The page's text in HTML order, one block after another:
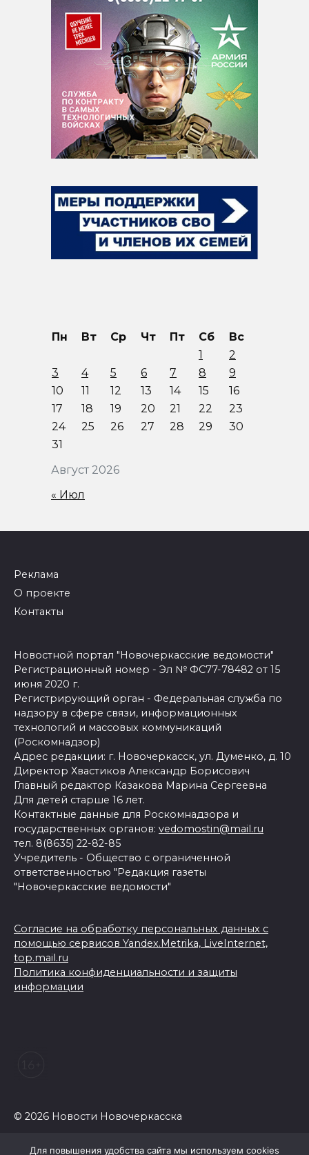
Август 2026
Пн Вт Ср Чт Пт Сб
Вс
1
2
3
4 5 6 7 8
9
10
11 12 13 14 15
16
17
18 19 20 21 22
23
24
25 26 27 28 29
30
31
« Июл
Реклама
О проекте
Контакты
Новостной портал "Новочеркасские ведомости"
Регистрационный номер - Эл № ФС77-78482 от 15
июня 2020 г.
Регистрирующий орган - Федеральная служба по
надзору в сфере связи, информационных
технологий и массовых коммуникаций
(Роскомнадзор)
Адрес редакции: г. Новочеркасск, ул. Думенко, д. 10
Директор Хвастиков Александр Борисович
Главный редактор Казакова Марина Сергеевна
Для детей старше 16 лет.
Контактные данные для Роскомнадзора и
государственных органов: vedomostin@mail.ru
тел. 8(8635) 22-82-85
Учредитель - Общество с ограниченной
ответственностью "Редакция газеты
"Новочеркасские ведомости"
Согласие на обработку персональных данных с
помощью сервисов Yandex.Metrika, LiveInternet,
top.mail.ru
Политика конфиденциальности и защиты
информации
© 2026 Новости Новочеркасска
Для повышения удобства сайта мы используем cookies